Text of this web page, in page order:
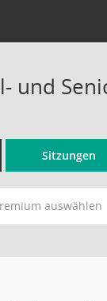
und
Sitzungen
auswählen